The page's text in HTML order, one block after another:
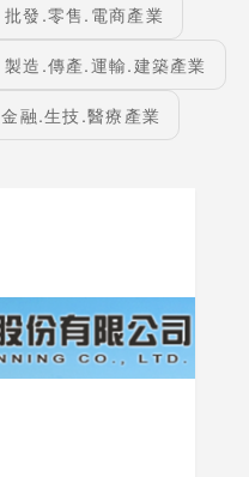
批發.零售.電商產業
製造.傳產.運輸.建築產業
金融.生技.醫療產業